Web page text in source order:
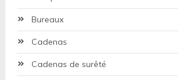
Bureaux
Cadenas
Cadenas de surêté